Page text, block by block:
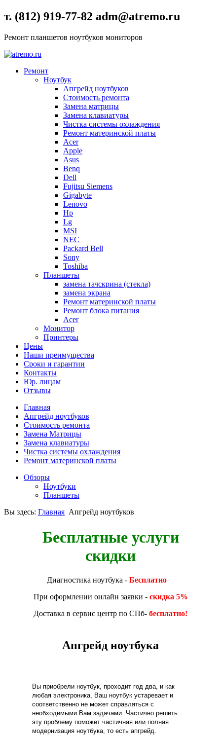
т. (812) 919-77-82 adm@atremo.ru
Ремонт планшетов ноутбуков мониторов
Ремонт
Ноутбук
Апгрейд ноутбуков
Стоимость ремонта
Замена матрицы
Замена клавиатуры
Чистка системы охлаждения
Ремонт материнской платы
Acer
Apple
Asus
Benq
Dell
Fujitsu Siemens
Gigabyte
Lenovo
Hp
Lg
MSI
NEC
Packard Bell
Sony
Toshiba
Планшеты
замена тачскрина (стекла)
замена экрана
Ремонт материнской платы
Ремонт блока питания
Acer
Монитор
Принтеры
Цены
Наши преимущества
Сроки и гарантии
Контакты
Юр. лицам
Отзывы
Главная
Апгрейд ноутбуков
Стоимость ремонта
Замена Матрицы
Замена клавиатуры
Чистка системы охлаждения
Ремонт материнской платы
Обзоры
Ноутбуки
Планшеты
Вы здесь: Главная Апгрейд ноутбуков
Бесплатные услуги
скидки
Диагностика ноутбука - Бесплатно
При оформлении онлайн заявки - скидка 5%
Доставка в сервис центр по СПб- бесплатно!
Апгрейд ноутбука
Вы приобрели ноутбук, проходит год два, и как
любая электроника, Ваш ноутбук устаревает и
соответственно не может справляться с
необходимыми Вам задачами. Частично решить
эту проблему поможет частичная или полная
модернизация ноутбука, то есть апгрейд.